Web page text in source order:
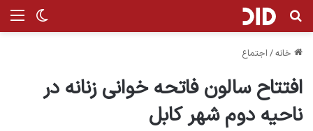
تغییر جستجو برای
خانه/ اجتماع
افتتاح سالون فاتحه خوانی زنانه در
ناحیه دوم شهر کابل